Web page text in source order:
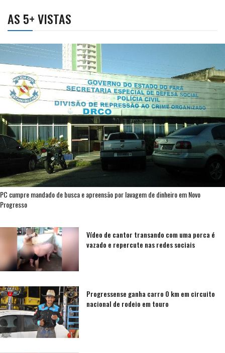
AS 5+ VISTAS
PC cumpre mandado de busca e apreensão por lavagem de dinheiro em Novo
Progresso
Vídeo de cantor transando com uma porca é
vazado e repercute nas redes sociais
Progressense ganha carro 0 km em circuito
nacional de rodeio em touro